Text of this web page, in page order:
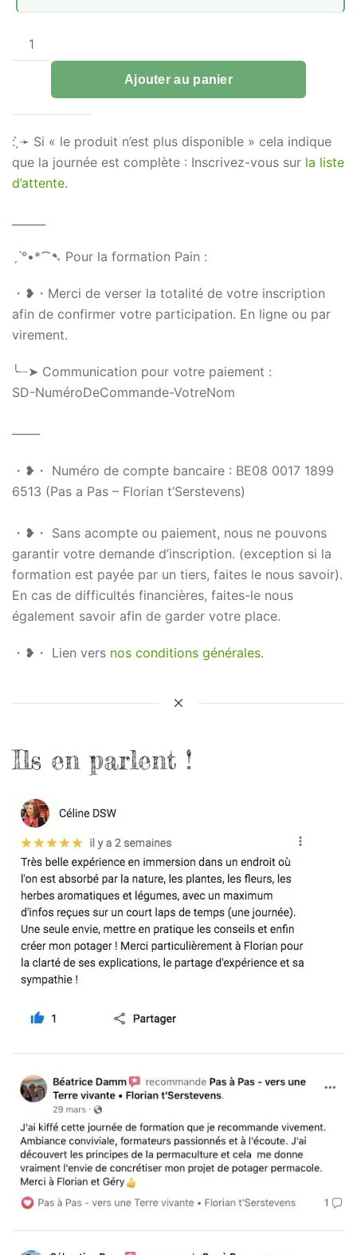
quantité
de
levain
Ajouter au panier
: ̗̀➛ Si « le produit n’est plus disponible » cela indique
que la journée est complète : Inscrivez-vous sur la liste
d’attente.
ˏˋ°•*⁀➷ Pour la formation Pain :
・❥・Merci de verser la totalité de votre inscription
afin de confirmer votre participation. En ligne ou par
virement.
╰┈➤ Communication pour votre paiement :
SD-NuméroDeCommande-VotreNom
・❥・ Numéro de compte bancaire : BE08 0017 1899
6513 (Pas a Pas – Florian t’Serstevens)
・❥・ Sans acompte ou paiement, nous ne pouvons
garantir votre demande d’inscription. (exception si la
formation est payée par un tiers, faites le nous savoir).
En cas de difficultés financières, faites-le nous
également savoir afin de garder votre place.
・❥・ Lien vers nos conditions générales.
Ils en parlent !